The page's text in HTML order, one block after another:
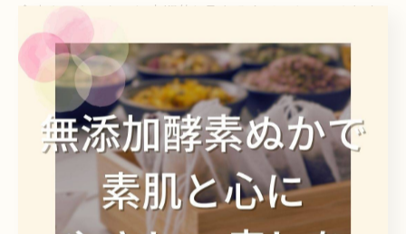
食事やスキンケアに定期的に取り入れることで、より高
い相乗効果が期待できます。
自然派ケアは継続が大切です。自分のライフスタイルや
体質に合わせて、無理なく長く続けることが、美容と健
康の底上げにつながります。
酵素ぬかが導く健康とマコモの相乗効